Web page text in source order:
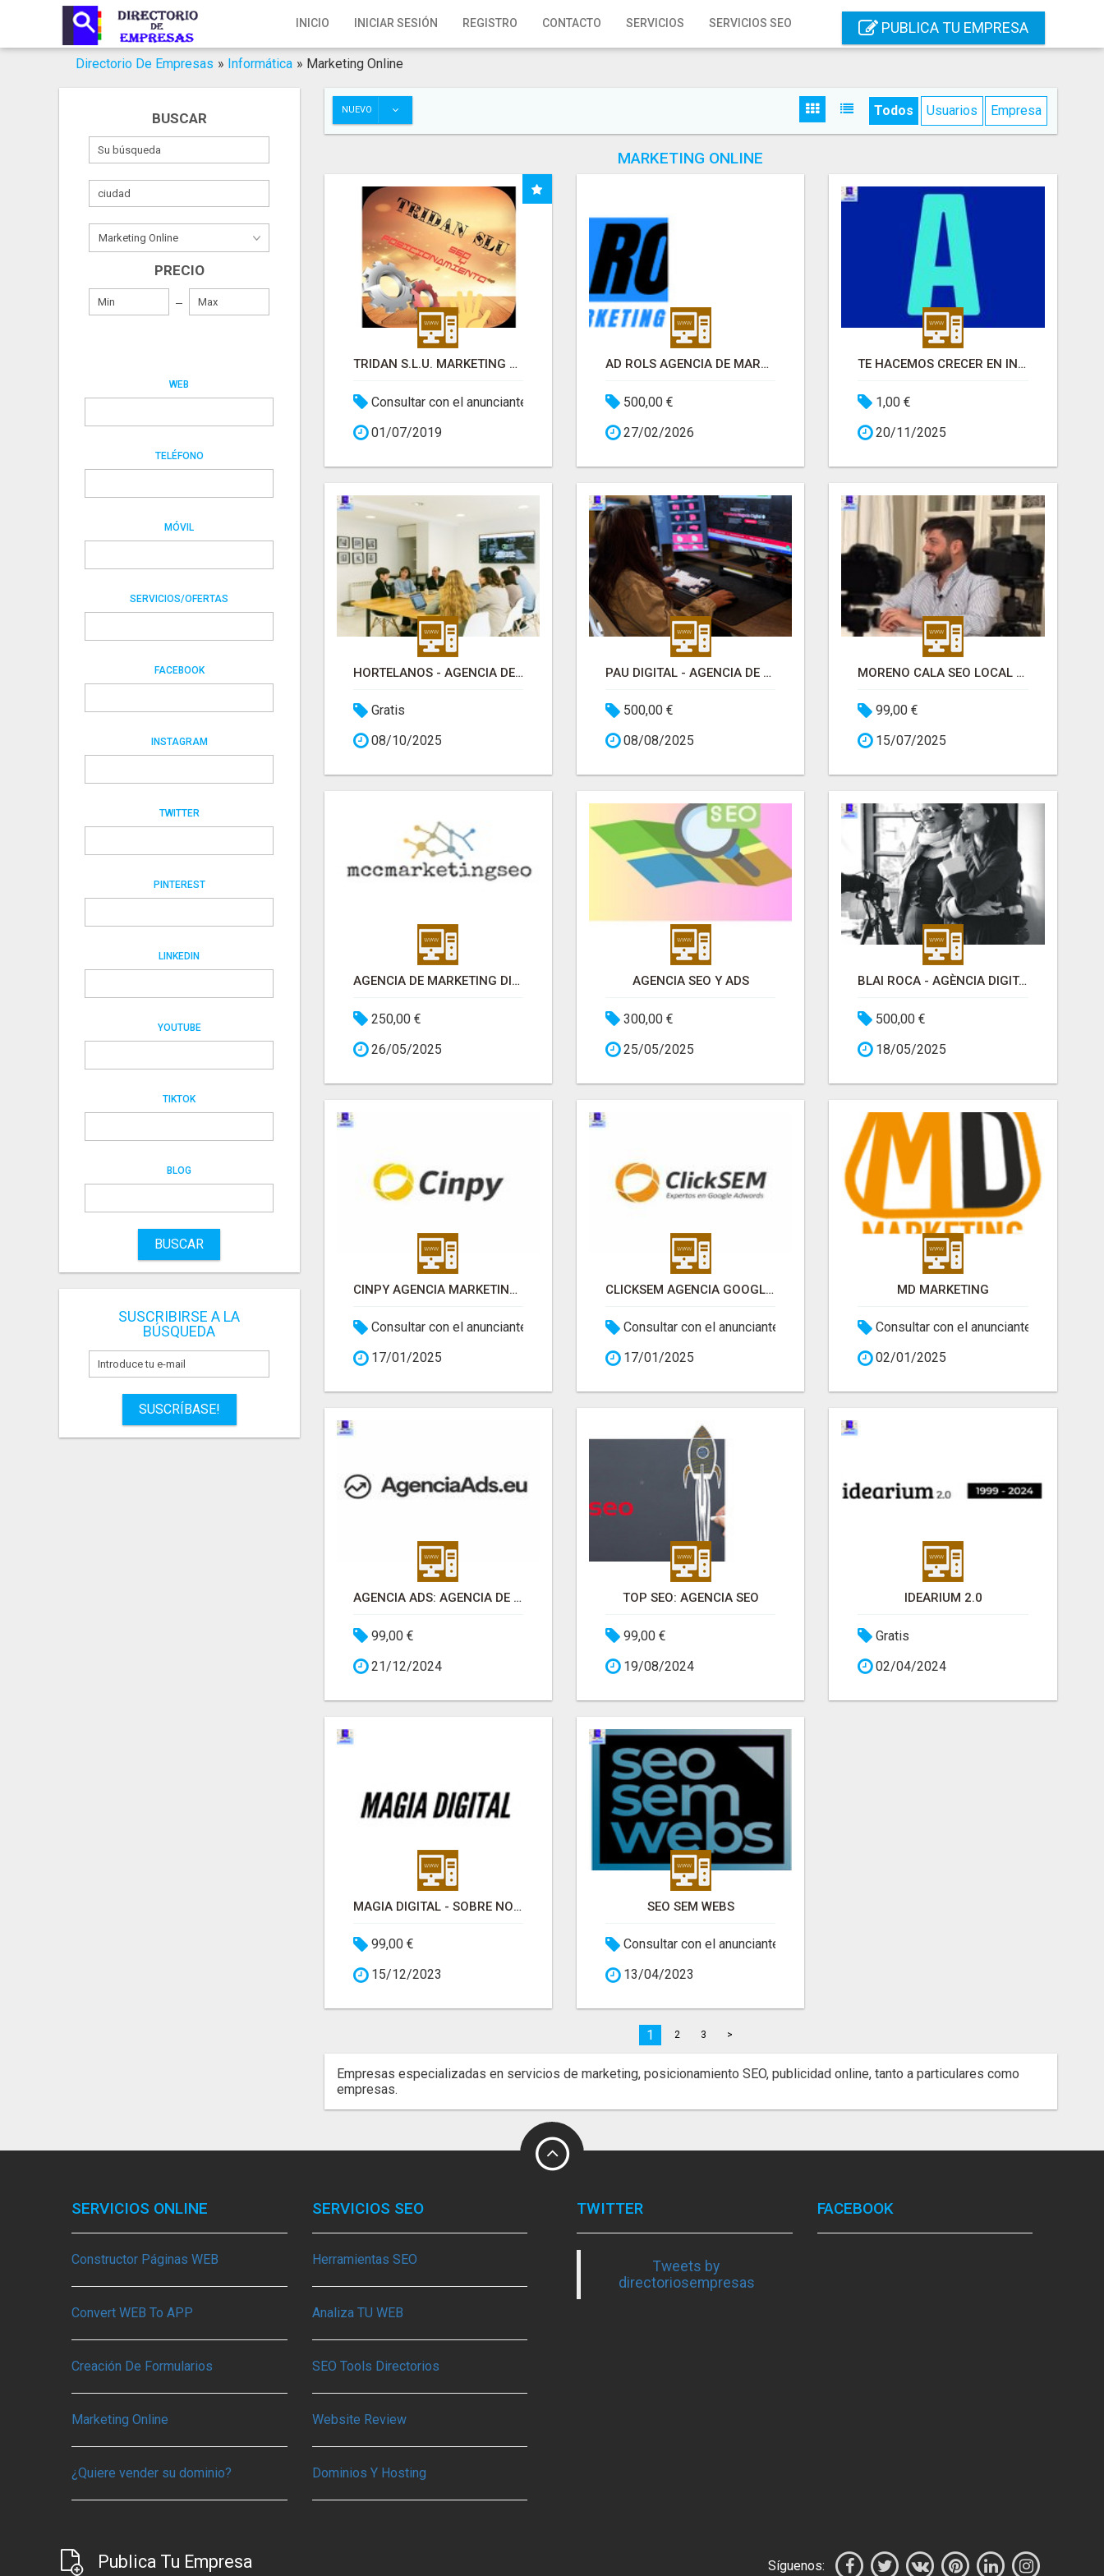
INICIO INICIAR SESIÓN REGISTRO CONTACTO SERVICIOS SERVICIOS SEO PUBLICA TU EMPRESA
Inicio
Iniciar Sesión
Servicios SEO
Publica Tu Empresa
Directorio De Empresas » Informática » Marketing Online
BUSCAR
PRECIO
WEB
TELÉFONO
MÓVIL
SERVICIOS/OFERTAS
FACEBOOK
INSTAGRAM
TWITTER
PINTEREST
LINKEDIN
YOUTUBE
TIKTOK
BLOG
BUSCAR
SUSCRIBIRSE A LA
BÚSQUEDA
SUSCRÍBASE!
NUEVO Todos Usuarios Empresa
MARKETING ONLINE
TRIDAN S.L.U. MARKETING ONLINE
Consultar con el anunciante
01/07/2019
AD ROLS AGENCIA DE MARKETING ONLINE
500,00 €
27/02/2026
TE HACEMOS CRECER EN INTERNET - AUMENTA DIGITAL
1,00 €
20/11/2025
HORTELANOS - AGENCIA DE MARKETING Y COMUNICACIÓN
Gratis
08/10/2025
PAU DIGITAL - AGENCIA DE MARKETING DIGITAL
500,00 €
08/08/2025
MORENO CALA SEO LOCAL MÁLAGA
99,00 €
15/07/2025
AGENCIA DE MARKETING DIGITAL EN CARTAGENA
250,00 €
26/05/2025
AGENCIA SEO Y ADS
300,00 €
25/05/2025
BLAI ROCA - AGÈNCIA DIGITAL
500,00 €
18/05/2025
CINPY AGENCIA MARKETING ONLINE
Consultar con el anunciante
17/01/2025
CLICKSEM AGENCIA GOOGLE ADWORDS
Consultar con el anunciante
17/01/2025
MD MARKETING
Consultar con el anunciante
02/01/2025
AGENCIA ADS: AGENCIA DE GOOGLE ADS
99,00 €
21/12/2024
TOP SEO: AGENCIA SEO
99,00 €
19/08/2024
IDEARIUM 2.0
Gratis
02/04/2024
MAGIA DIGITAL - SOBRE NOSOTROS
99,00 €
15/12/2023
SEO SEM WEBS
Consultar con el anunciante
13/04/2023
1 2 3 >
Empresas especializadas en servicios de marketing, posicionamiento SEO, publicidad online, tanto a particulares como
empresas.
SERVICIOS ONLINE
Constructor Páginas WEB
Convert WEB To APP
Creación De Formularios
Marketing Online
¿Quiere vender su dominio?
SERVICIOS SEO
Herramientas SEO
Analiza TU WEB
SEO Tools Directorios
Website Review
Dominios Y Hosting
TWITTER
Tweets by
directoriosempresas
FACEBOOK
Publica Tu Empresa Síguenos: